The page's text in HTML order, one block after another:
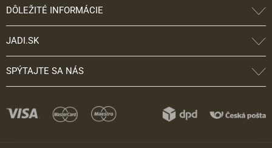
DÔLEŽITÉ INFORMÁCIE
JADI.SK
SPÝTAJTE SA NÁS